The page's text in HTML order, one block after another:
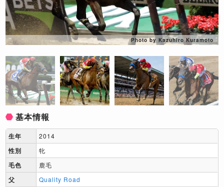
Photo by Kazuhiro Kuramoto
基本情報
生年 2014
性別 牝
毛色 鹿毛
父 Quality Road